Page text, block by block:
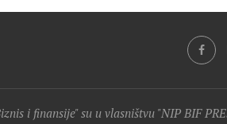
i finansije" su u vlasništvu "NIP BIF